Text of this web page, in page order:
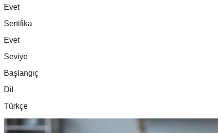
Evet
Sertifika
Evet
Seviye
Başlangıç
Dil
Türkçe